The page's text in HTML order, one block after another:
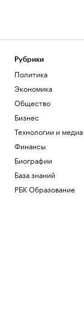
Рубрики
Политика
Экономика
Общество
Бизнес
Технологии и медиа
Финансы
Биографии
База знаний
РБК Образование